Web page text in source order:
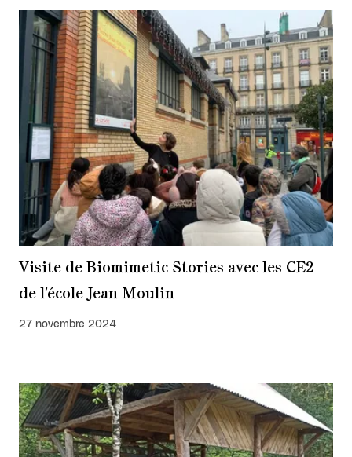
Visite de Biomimetic Stories avec les CE2
de l’école Jean Moulin
27 novembre 2024